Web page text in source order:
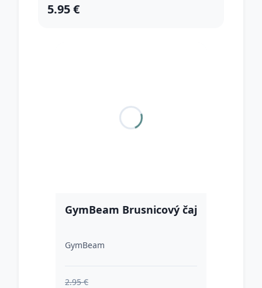
5.95 €
GymBeam Brusnicový čaj
GymBeam
2.95 €